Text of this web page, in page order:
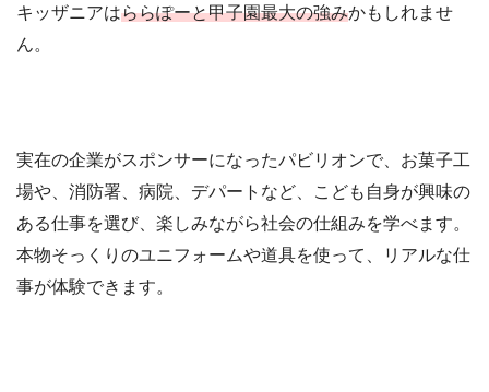
キッザニアはららぽーと甲子園最大の強みかもしれませ
ん。
実在の企業がスポンサーになったパビリオンで、お菓子工
場や、消防署、病院、デパートなど、こども自身が興味の
ある仕事を選び、楽しみながら社会の仕組みを学べます。
本物そっくりのユニフォームや道具を使って、リアルな仕
事が体験できます。